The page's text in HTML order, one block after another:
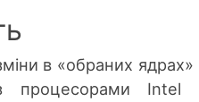
в «обраних
процесорами Intel